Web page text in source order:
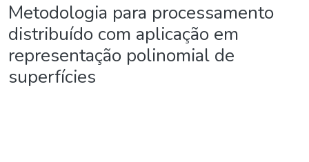
Metodologia para processamento
distribuído com aplicação em
representação polinomial de
superfícies